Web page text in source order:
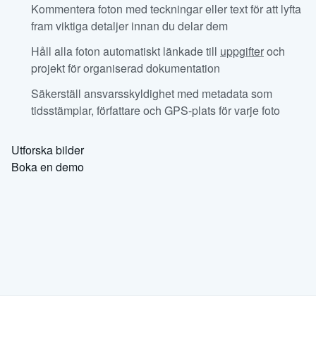
Kommentera foton med teckningar eller text för att lyfta
fram viktiga detaljer innan du delar dem
Håll alla foton automatiskt länkade till uppgifteroch
projekt för organiserad dokumentation
Säkerställ ansvarsskyldighet med metadata som
tidsstämplar, författare och GPS-plats för varje foto
Utforska bilder
Boka en demo